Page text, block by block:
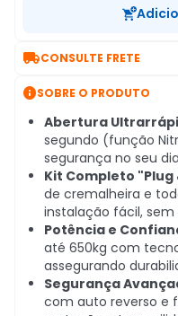
CONSULTE FRETE
SOBRE O PRODUTO
Abertura
segundo (função
segurança no seu
Kit Completo "Plug
de cremalheira e
instalação fácil, sem
Potência e
até 650kg com
assegurando
Segurança
com auto reverso e